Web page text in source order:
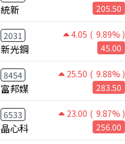
統新 205.50
2031 4.05 ( 9.89% )
新光鋼 45.00
8454 25.50 ( 9.88% )
富邦媒 283.50
6533 23.00 ( 9.87% )
晶心科 256.00